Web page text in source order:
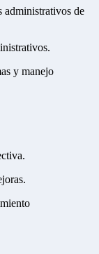
administrativos de
y manejo